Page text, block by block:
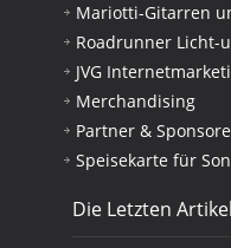
Mariotti-Gitarren
Roadrunner Licht-
JVG
Merchandising
Partner &
Speisekarte für
Die Letzten Artikel